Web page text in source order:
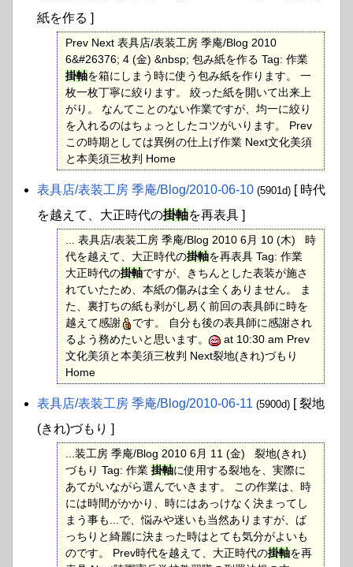
紙を作る ]
Prev Next 表具店/表装工房 季庵/Blog 2010
6&#26376; 4 (金) &nbsp; 包み紙を作る Tag: 作業
掛軸を箱にしまう時に使う包み紙を作ります。 一
枚一枚丁寧に絞ります。 絞った紙を開いて出来上
がり。 なんてことのない作業ですが、均一に絞り
を入れるのはちょっとしたコツがいります。 Prev
この時期としては異例の仕上げ作業 Next文化美須
と本美須三枚判 Home
表具店​/表装工房 季庵​/Blog​/2010-06-10 (5901d) [ 時代
を越えて、大正時代の掛軸を再表具 ]
... 表具店/表装工房 季庵/Blog 2010 6月 10 (木) 時
代を越えて、大正時代の掛軸を再表具 Tag: 作業
大正時代の掛軸ですが、きちんとした表装が施さ
れていたため、本紙の傷みは全くありません。 ま
た、裏打ちの紙も剥がし易く前回の表具師に時を
越えて感謝
です。 自分も後の表具師に感謝され
るよう務めたいと思います。
at 10:30 am Prev
文化美須と本美須三枚判 Next裂地(きれ)づもり
Home
表具店​/表装工房 季庵​/Blog​/2010-06-11 (5900d) [ 裂地
(きれ)づもり ]
...装工房 季庵/Blog 2010 6月 11 (金) 裂地(きれ)
づもり Tag: 作業 掛軸に使用する裂地を、実際に
あてがいながら選んでいきます。 この作業は、時
には時間がかかり、時にはあっけなく決まってし
まう事も...で、悩みや迷いも当然ありますが、ば
っちりと綺麗に決まった時はとても気分がよいも
のです。 Prev時代を越えて、大正時代の掛軸を再